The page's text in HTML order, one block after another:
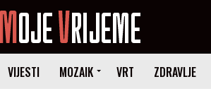
VIJESTI MOZAIK VRT ZDRAVLJE